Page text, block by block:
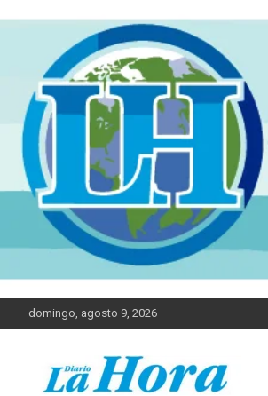
domingo, agosto 9, 2026